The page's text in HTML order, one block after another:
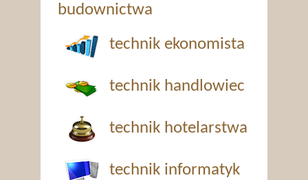
budownictwa
technik ekonomista
technik handlowiec
technik hotelarstwa
technik informatyk